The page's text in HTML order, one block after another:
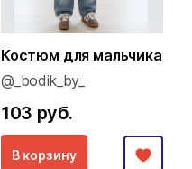
Костюм для мальчика
@_bodik_by_
103 руб.
В корзину